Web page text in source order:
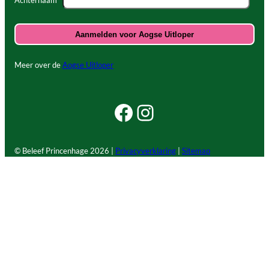
Meer over deAogse Uitloper
Facebook Beleef Princenhage
Instagram Beleef Princenhage
© Beleef Princenhage 2026 | Privacyverklaring Sitemap